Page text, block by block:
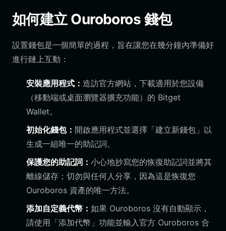
如何建立 Ouroboros 錢包
設置錢包是一個簡單的過程，旨在讓您在幾分鐘內準備好
進行鏈上互動：
安裝應用程式： 造訪官方網站，下載適用於您設備
（移動端或桌面瀏覽器擴充功能）的 Bitget
Wallet。
初始化錢包： 開啟應用程式並選擇「建立新錢包」以
生成一組唯一的助記詞。
保護您的助記詞： 小心地抄寫您的恢復助記詞並將其
離線儲存；切勿與任何人分享，因為這是恢復您
Ouroboros 資產的唯一方法。
添加自定義代幣： 如果 Ouroboros 沒有自動顯示，
請使用「添加代幣」功能並輸入官方 Ouroboros 合